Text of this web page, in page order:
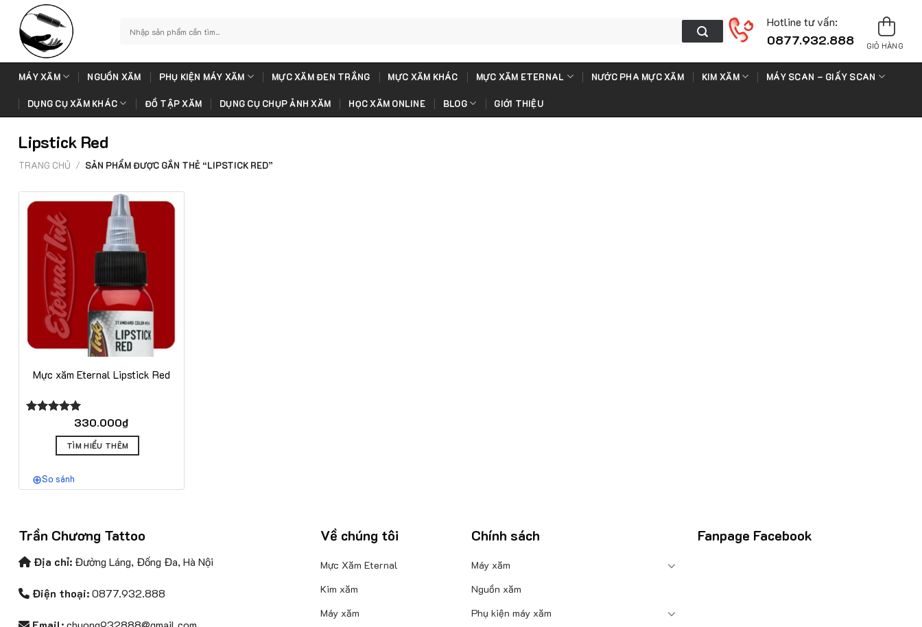
content
kiếm:
Hotline tư vấn:
0877.932.888 GIỎ HÀNG
MÁY XĂM NGUỒN XĂM PHỤ KIỆN MÁY XĂM MỰC XĂM ĐEN TRẮNG MỰC XĂM KHÁC MỰC XĂM ETERNAL NƯỚC PHA MỰC XĂM KIM XĂM MÁY SCAN – GIẤY SCAN
DỤNG CỤ XĂM KHÁC ĐỒ TẬP XĂM DỤNG CỤ CHỤP ẢNH XĂM HỌC XĂM ONLINE BLOG GIỚI THIỆU
Lipstick Red
TRANG CHỦ / SẢN PHẨM ĐƯỢC GẮN THẺ “LIPSTICK RED”
Mực xăm Eternal Lipstick Red
330.000₫
TÌM HIỂU THÊM
So sánh
Trần Chương Tattoo
Địa chỉ: Đường Láng, Đống Đa, Hà Nội
Điện thoại:0877.932.888
Về chúng tôi
Mực Xăm Eternal
Kim xăm
Máy xăm
Chính sách
Máy xăm
Nguồn xăm
Phụ kiện máy xăm
Fanpage Facebook